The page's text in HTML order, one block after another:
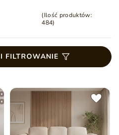
(Ilość produktów:
484)
FILTROWANIE